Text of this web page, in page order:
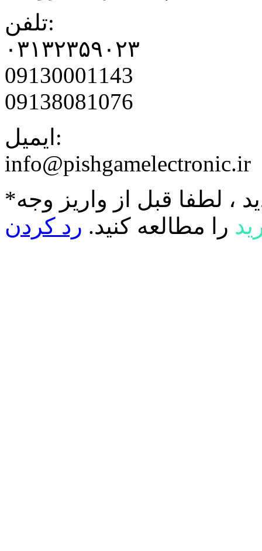
تلفن:
۰۳۱۳۲۳۵۹۰۲۳
09130001143
09138081076
ایمیل:
info@pishgamelectronic.ir
، لطفا قبل از واریز وجه
را مطالعه کنید. رد کردن